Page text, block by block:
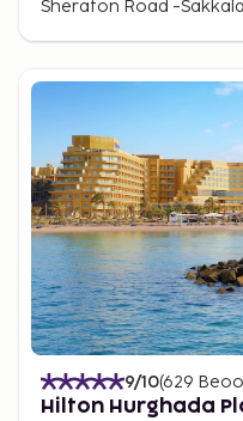
Sheraton Road -
9/10(629
Hilton Hurghada